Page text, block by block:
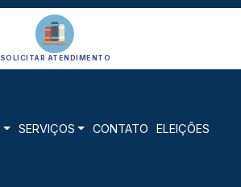
SOLICITAR ATENDIMENTO
SERVIÇOS CONTATO ELEIÇÕES